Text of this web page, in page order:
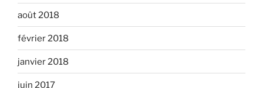
août 2018
février 2018
janvier 2018
juin 2017